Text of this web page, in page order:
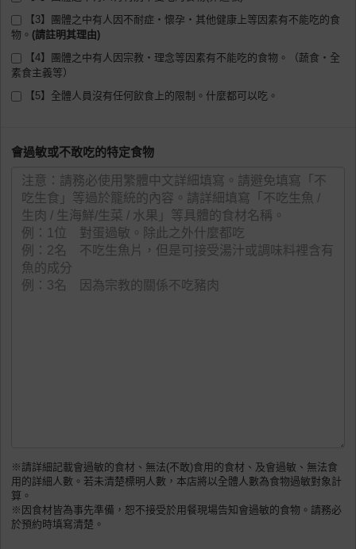
【3】團體之中有人因不耐症・懷孕・其他健康上等因素有不能吃的食
物。
【4】團體之中有人因宗教・理念等因素有不能吃的食物。（蔬食・全
素食主義等）
【5】全體人員沒有任何飲食上的限制。什麼都可以吃。
會過敏或不敢吃的特定食物
※請詳細記載會過敏的食材、無法(不敢)食用的食材、及會過敏、無法食
用的詳細人數。若未清楚標明人數，本店將以全體人數為食物過敏對象計
算。
※因食材皆為事先準備，恕不接受於用餐現場告知會過敏的食物。請務必
於預約時填寫清楚。